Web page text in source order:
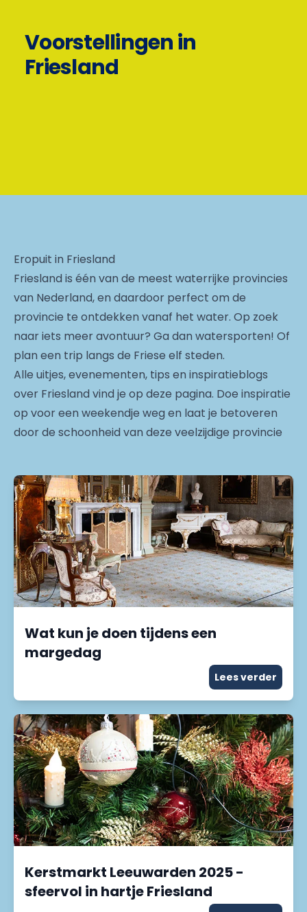
Voorstellingen in
Friesland
Eropuit in Friesland
Friesland is één van de meest waterrijke provincies
van Nederland, en daardoor perfect om de
provincie te ontdekken vanaf het water. Op zoek
naar iets meer avontuur? Ga dan watersporten! Of
plan een trip langs de Friese elf steden.
Alle uitjes, evenementen, tips en inspiratieblogs
over Friesland vind je op deze pagina. Doe inspiratie
op voor een weekendje weg en laat je betoveren
door de schoonheid van deze veelzijdige provincie
Wat kun je doen tijdens een
margedag
Lees verder
Kerstmarkt Leeuwarden 2025 -
sfeervol in hartje Friesland